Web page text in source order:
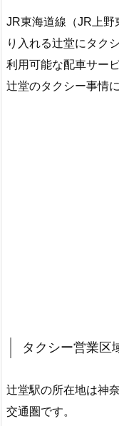
JR東海道線（JR上野
り入れる辻堂にタク
利用可能な配車サー
辻堂のタクシー事情
タクシー営業区
辻堂駅の所在地は神
交通圏です。